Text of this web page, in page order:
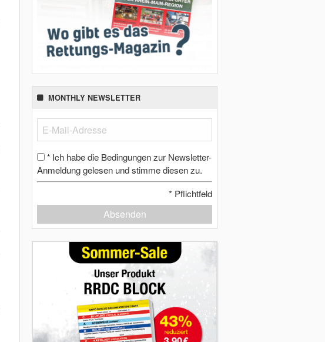
MONTHLY NEWSLETTER
* Ich habe die Bedingungen zur Newsletter-
Anmeldung gelesen und stimme diesen zu.
* Pflichtfeld
Absenden